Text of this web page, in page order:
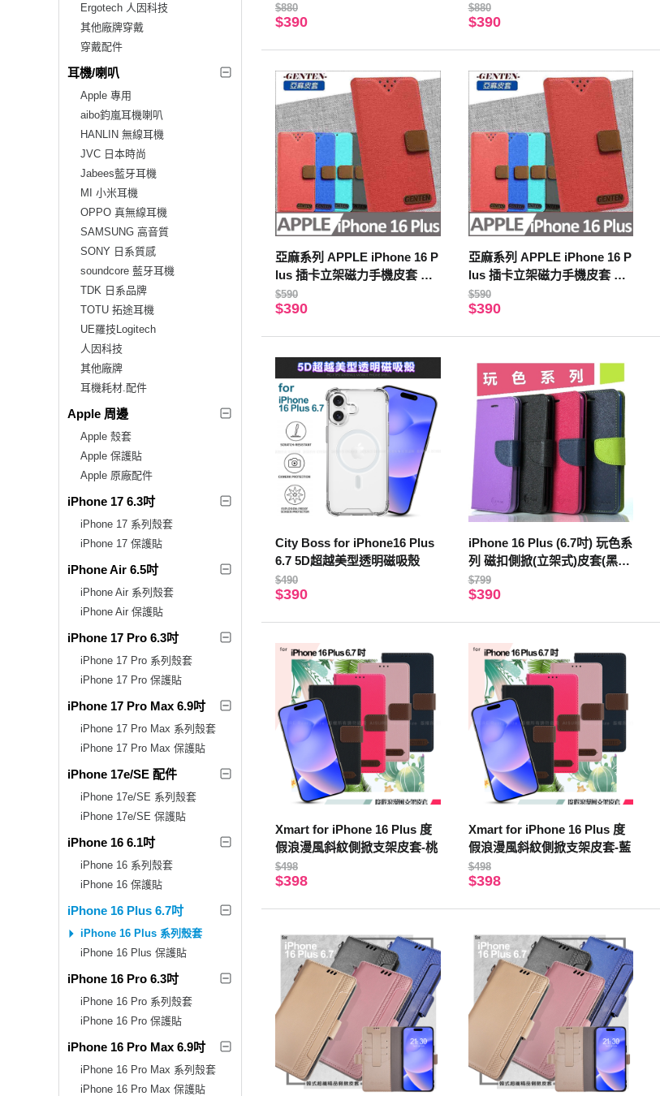
Ergotech 人因科技
其他廠牌穿戴
穿戴配件
耳機/喇叭
Apple 專用
aibo鈞嵐耳機喇叭
HANLIN 無線耳機
JVC 日本時尚
Jabees藍牙耳機
MI 小米耳機
OPPO 真無線耳機
SAMSUNG 高音質
SONY 日系質感
soundcore 藍牙耳機
TDK 日系品牌
TOTU 拓途耳機
UE羅技Logitech
人因科技
其他廠牌
耳機耗材.配件
Apple 周邊
Apple 殼套
Apple 保護貼
Apple 原廠配件
iPhone 17 6.3吋
iPhone 17 系列殼套
iPhone 17 保護貼
iPhone Air 6.5吋
iPhone Air 系列殼套
iPhone Air 保護貼
iPhone 17 Pro 6.3吋
iPhone 17 Pro 系列殼套
iPhone 17 Pro 保護貼
iPhone 17 Pro Max 6.9吋
iPhone 17 Pro Max 系列殼套
iPhone 17 Pro Max 保護貼
iPhone 17e/SE 配件
iPhone 17e/SE 系列殼套
iPhone 17e/SE 保護貼
iPhone 16 6.1吋
iPhone 16 系列殼套
iPhone 16 保護貼
iPhone 16 Plus 6.7吋
iPhone 16 Plus 系列殼套
iPhone 16 Plus 保護貼
iPhone 16 Pro 6.3吋
iPhone 16 Pro 系列殼套
iPhone 16 Pro 保護貼
iPhone 16 Pro Max 6.9吋
iPhone 16 Pro Max 系列殼套
iPhone 16 Pro Max 保護貼
殼 手機殼(神秘紫)
$880
$390
殼 手機殼(軍墨綠)
$880
$390
亞麻系列 APPLE iPhone 16 P
lus 插卡立架磁力手機皮套 紅
色
$590
$390
亞麻系列 APPLE iPhone 16 P
lus 插卡立架磁力手機皮套 藍
色
$590
$390
City Boss for iPhone16 Plus
6.7 5D超越美型透明磁吸殼
$490
$390
iPhone 16 Plus (6.7吋) 玩色系
列 磁扣側掀(立架式)皮套(黑
色)
$799
$390
Xmart for iPhone 16 Plus 度
假浪漫風斜紋側掀支架皮套-桃
$498
$398
Xmart for iPhone 16 Plus 度
假浪漫風斜紋側掀支架皮套-藍
$498
$398